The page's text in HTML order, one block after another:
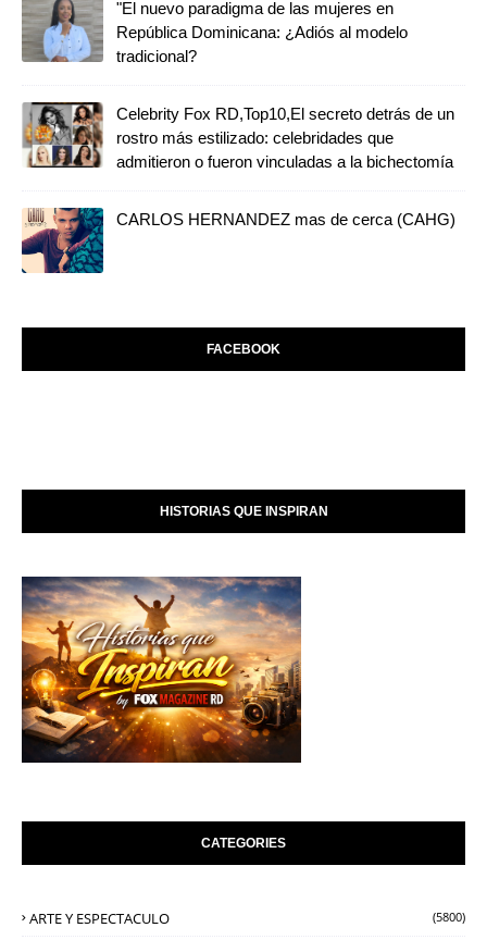
"El nuevo paradigma de las mujeres en
República Dominicana: ¿Adiós al modelo
tradicional?
Celebrity Fox RD,Top10,El secreto detrás de un
rostro más estilizado: celebridades que
admitieron o fueron vinculadas a la bichectomía
CARLOS HERNANDEZ mas de cerca (CAHG)
FACEBOOK
HISTORIAS QUE INSPIRAN
CATEGORIES
ARTE Y ESPECTACULO (5800)